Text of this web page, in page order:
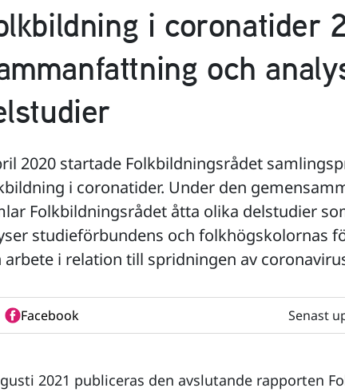
i coronatider
och
2020 startade Folkbildningsrådet
i coronatider. Under den
Folkbildningsrådet åtta olika delstudier
studieförbundens och folkhögskolornas
arbete i relation till spridningen av
Facebook Senast
2021 publiceras den avslutande rapporten